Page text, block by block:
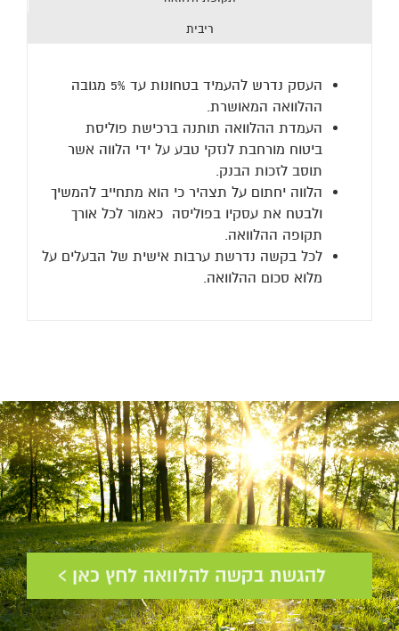
ריבית
העסק נדרש להעמיד בטחונות עד 5 %
מגובה
ההלוואה המאושרת.
העמדת ההלוואה תותנה ברכישת פוליסת
ביטוח מורחבת לנזקי טבע על ידי הלווה אשר
תוסב לזכות הבנק.
הלווה יחתום על תצהיר כי הוא מתחייב להמשיך
ולבטח את עסקיו בפוליסה כאמור לכל אורך
תקופה ההלוואה.
לכל בקשה נדרשת ערבות אישית של הבעלים על
מלוא סכום ההלוואה.